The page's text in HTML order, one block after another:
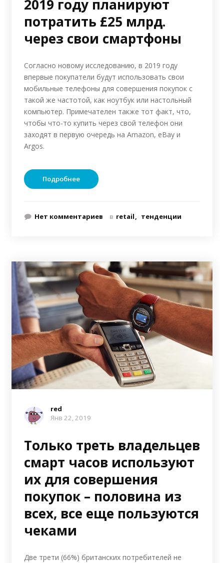
2019 году планируют
потратить £25 млрд.
через свои смартфоны
Согласно новому исследованию, в 2019 году
впервые покупатели будут использовать свои
мобильные телефоны для совершения покупок с
такой же частотой, как ноутбук или настольный
компьютер. Примечателен также тот факт, что,
чтобы что-то купить через свой телефон они
заходят в первую очередь на Amazon, eBay и
Argos.
Подробнее
Нет комментариев в retail тенденции
red
Янв 22, 2019
Только треть владельцев
смарт часов используют
их для совершения
покупок – половина из
всех, все еще пользуются
чеками
Две трети (66%) британских потребителей не